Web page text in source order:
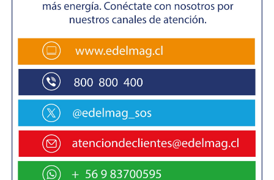
retirados.
Primero recorrerá la comuna de Primavera, que se ubica
en el extremo norte de la isla Grande de Tierra del Fuego.
En el sector de Cerro Sombrero, sostendrá un encuentro
con vecinos para tratar las diferentes necesidades de la
comunidad. Finalmente, el Jefe de Estado se trasladará a
Porvenir en donde recorrerá las obras del nuevo
gimnasio Mario Zavattaro, un proyecto que tiene como
objetivo resolver el déficit de
infraestructura deportiva tras el incendio que destruyó el
gimnasio municipal en 2015. Finalmente, visitará el CFT